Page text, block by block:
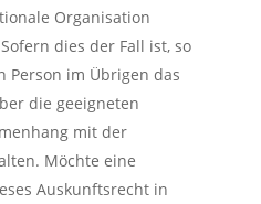
Organisation
dies der Fall ist, so
im Übrigen das
die geeigneten
mit der
Möchte eine
Auskunftsrecht in